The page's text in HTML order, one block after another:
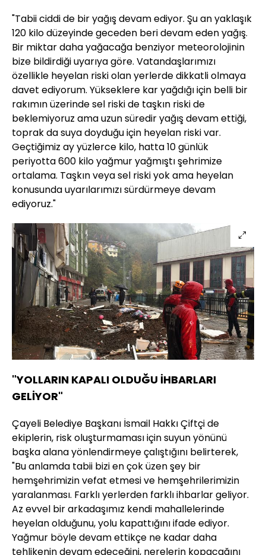
"Tabii ciddi de bir yağış devam ediyor. Şu an yaklaşık
120 kilo düzeyinde geceden beri devam eden yağış.
Bir miktar daha yağacağa benziyor meteorolojinin
bize bildirdiği uyarıya göre. Vatandaşlarımızı
özellikle heyelan riski olan yerlerde dikkatli olmaya
davet ediyorum. Yükseklere kar yağdığı için belli bir
rakımın üzerinde sel riski de taşkın riski de
beklemiyoruz ama uzun süredir yağış devam ettiği,
toprak da suya doyduğu için heyelan riski var.
Geçtiğimiz ay yüzlerce kilo, hatta 10 günlük
periyotta 600 kilo yağmur yağmıştı şehrimize
ortalama. Taşkın veya sel riski yok ama heyelan
konusunda uyarılarımızı sürdürmeye devam
ediyoruz."
"YOLLARIN KAPALI OLDUĞU İHBARLARI
GELİYOR"
Çayeli Belediye Başkanı İsmail Hakkı Çiftçi de
ekiplerin, risk oluşturmaması için suyun yönünü
başka alana yönlendirmeye çalıştığını belirterek,
"Bu anlamda tabii bizi en çok üzen şey bir
hemşehrimizin vefat etmesi ve hemşehrilerimizin
yaralanması. Farklı yerlerden farklı ihbarlar geliyor.
Az evvel bir arkadaşımız kendi mahallelerinde
heyelan olduğunu, yolu kapattığını ifade ediyor.
Yağmur böyle devam ettikçe ne kadar daha
tehlikenin devam edeceğini, nerelerin kopacağını